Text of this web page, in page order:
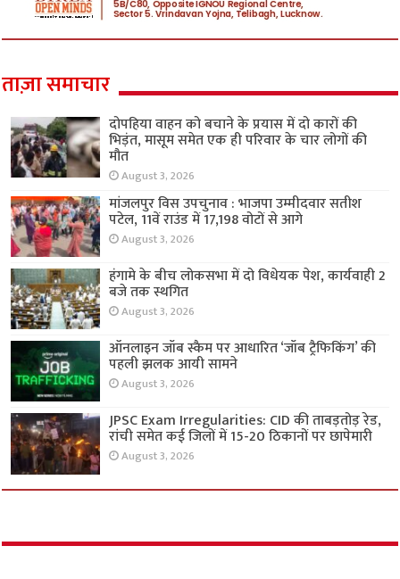
ताज़ा समाचार
दोपहिया वाहन को बचाने के प्रयास में दो कारों की
भिड़ंत, मासूम समेत एक ही परिवार के चार लोगों की
मौत
August 3, 2026
मांजलपुर विस उपचुनाव : भाजपा उम्मीदवार सतीश
पटेल, 11वें राउंड में 17,198 वोटों से आगे
August 3, 2026
हंगामे के बीच लोकसभा में दो विधेयक पेश, कार्यवाही 2
बजे तक स्थगित
August 3, 2026
ऑनलाइन जॉब स्कैम पर आधारित ‘जॉब ट्रैफिकिंग’ की
पहली झलक आयी सामने
August 3, 2026
JPSC Exam Irregularities: CID की ताबड़तोड़ रेड,
रांची समेत कई जिलों में 15-20 ठिकानों पर छापेमारी
August 3, 2026